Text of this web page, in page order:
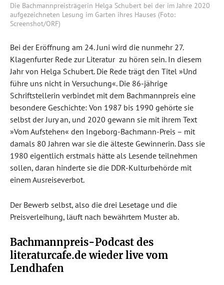
Die Bachmannpreisträgerin Helga Schubert bei der im Jahre 2020
aufgezeichneten Lesung im Garten ihres Hauses (Foto:
Screenshot/ORF)
Bei der Eröffnung am 24. Juni wird die nunmehr 27.
Klagenfurter Rede zur Literatur zu hören sein. In diesem
Jahr von Helga Schubert. Die Rede trägt den Titel »Und
führe uns nicht in Versuchung«. Die 86-jährige
Schriftstellerin verbindet mit dem Bachmannpreis eine
besondere Geschichte: Von 1987 bis 1990 gehörte sie
selbst der Jury an, und 2020 gewann sie mit ihrem Text
»Vom Aufstehen« den Ingeborg-Bachmann-Preis – mit
damals 80 Jahren war sie die älteste Gewinnerin. Dass sie
1980 eigentlich erstmals hätte als Lesende teilnehmen
sollen, daran hinderte sie die DDR-Kulturbehörde mit
einem Ausreiseverbot.
Der Bewerb selbst, also die drei Lesetage und die
Preisverleihung, läuft nach bewährtem Muster ab.
Bachmannpreis-Podcast des
literaturcafe.de wieder live vom
Lendhafen